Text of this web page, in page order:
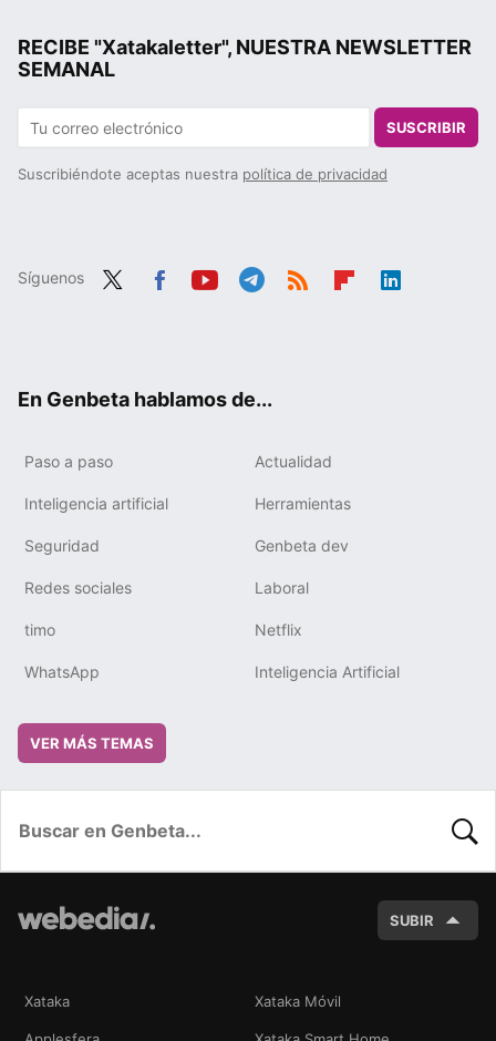
RECIBE "Xatakaletter", NUESTRA NEWSLETTER
SEMANAL
SUSCRIBIR
Suscribiéndote aceptas nuestra política de privacidad
Síguenos
En Genbeta hablamos de...
Paso a paso Actualidad
Inteligencia artificial Herramientas
Seguridad Genbeta dev
Redes sociales Laboral
timo Netflix
WhatsApp Inteligencia Artificial
VER MÁS TEMAS
SUBIR
Xataka Xataka Móvil